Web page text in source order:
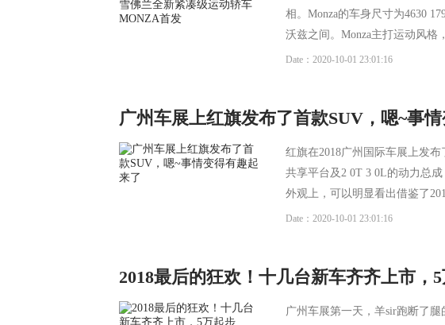
相。Monza的车身尺寸为4630
沃兹之间。Monza主打运动风格
Date：2020-10-01 23:01:16
广州车展上红旗发布了首款SUV，嗯~事
红旗在2018广州国际车展上发
共享平台及2 0T 3 0L的动力总
外观上，可以明显看出借鉴了
Date：2020-10-01 23:01:16
2018最后的狂欢！十几台新车齐齐上市，
广州车展第一天，羊sir跑断了